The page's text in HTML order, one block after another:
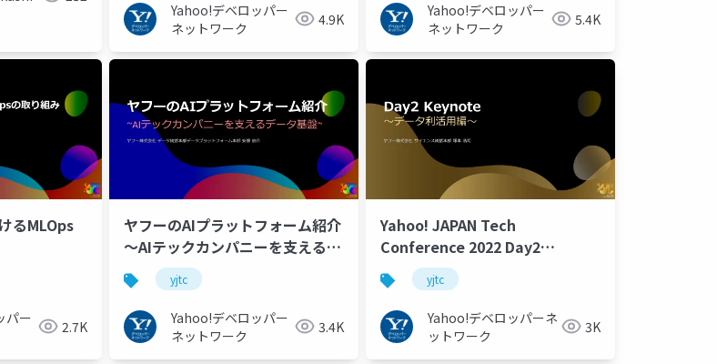
Yahoo!デベロッパー
ネットワーク
4.9K
Yahoo!デベロッパー
ネットワーク
5.4K
るMLOps
パー
2.7K
ヤフーのAIプラットフォーム紹介
～AIテックカンパニーを支えるデ
ータ基盤～ #yjtc
yjtc
Yahoo!デベロッパー
ネットワーク
3.4K
Yahoo! JAPAN Tech
Conference 2022 Day2
Keynote #yjtc
yjtc
Yahoo!デベロッパーネ
ットワーク
3K